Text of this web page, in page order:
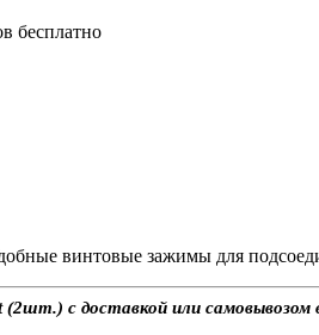
бесплатно
винтовые зажимы для
с доставкой или